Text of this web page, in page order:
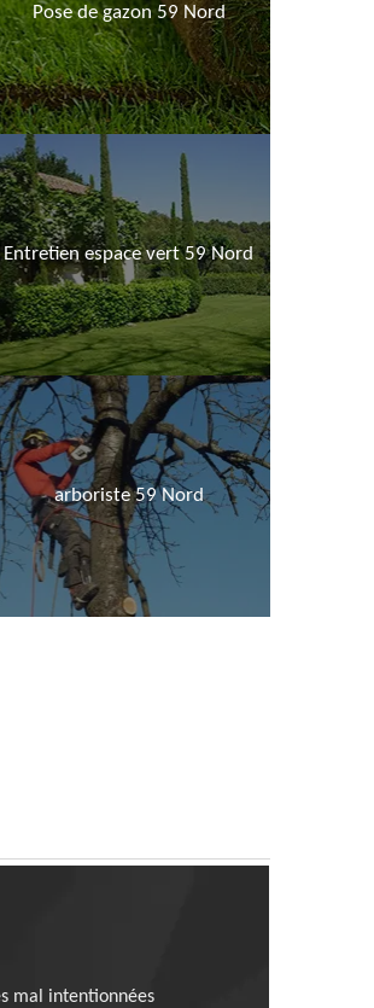
Pose de gazon 59 Nord
Entretien espace vert 59 Nord
arboriste 59 Nord
mal intentionnées